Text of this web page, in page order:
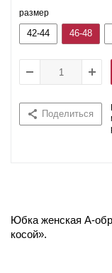
размер
42-44 46-48
Поделиться
Юбка женская А-
косой».